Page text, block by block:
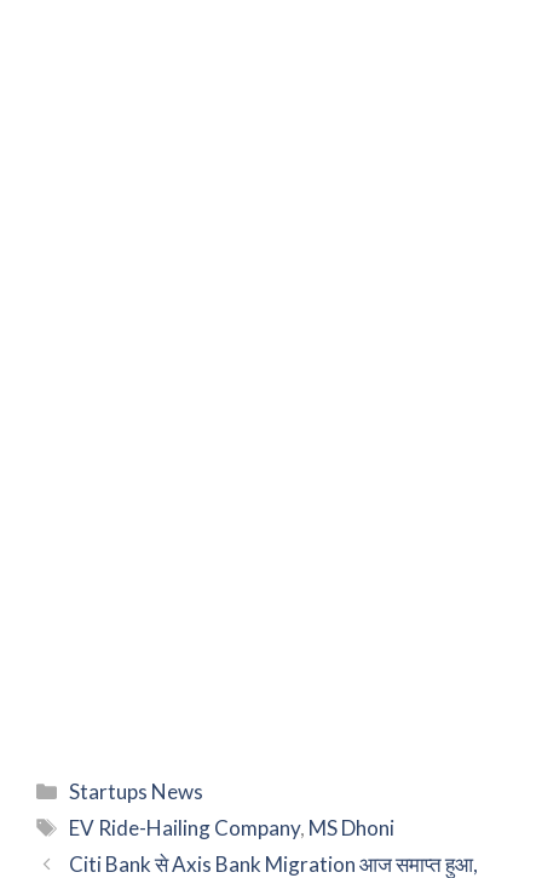
Categories
Startups News
Tags
EV Ride-Hailing Company, MS Dhoni
Citi Bank से Axis Bank Migration आज समाप्त हुआ,